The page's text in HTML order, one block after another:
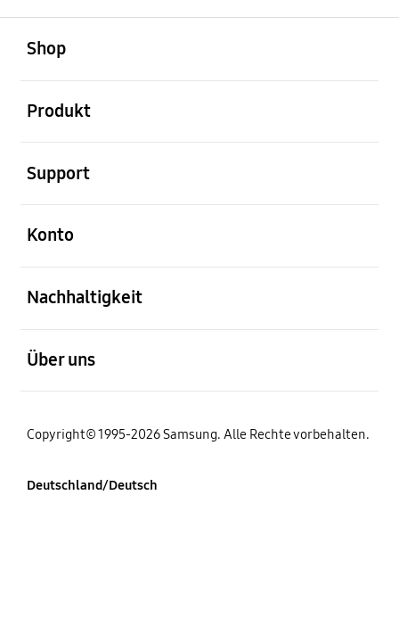
Shop
Produkt
Support
Konto
Nachhaltigkeit
Über uns
Copyright© 1995-2026 Samsung. Alle Rechte vorbehalten.
Deutschland/Deutsch